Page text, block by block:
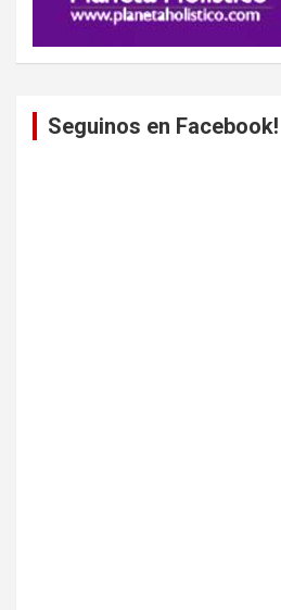
Seguinos en Facebook!